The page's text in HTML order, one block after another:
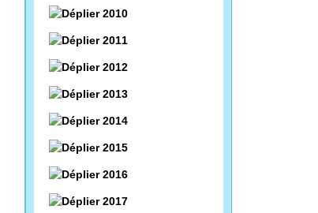
2010
2011
2012
2013
2014
2015
2016
2017